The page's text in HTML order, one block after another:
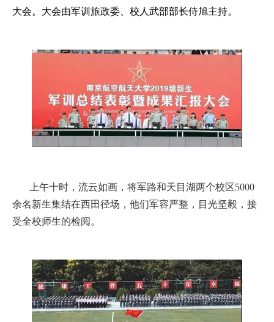
大会。大会由军训旅政委、校人武部部长侍旭主持。
上午十时，流云如画，将军路和天目湖两个校区5000
余名新生集结在西田径场，他们军容严整，目光坚毅，接
受全校师生的检阅。